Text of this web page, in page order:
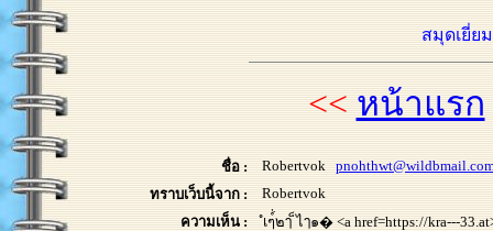
สมุดเยี่ย
<< หน้าแรก
ชื่อ : Robertvok
ทราบเว็บนี้จาก :
Robertvok
ความเห็น :
เๆ์่๒ๅ ็ไๅ๑� <a href=https://kra---